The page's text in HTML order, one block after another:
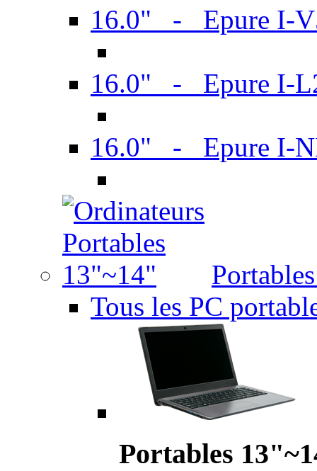
16.0" - Epure I-
16.0" - Epure I-
16.0" - Epure I-
Tous les PC
Portables